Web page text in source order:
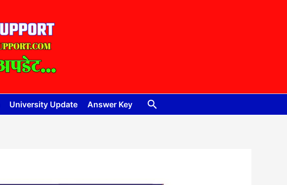
University Update Answer Key Search